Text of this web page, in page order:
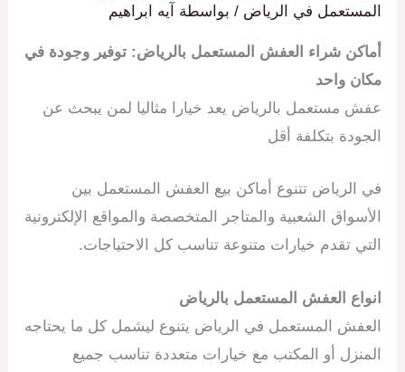
المستعمل في الرياض / بواسطة آيه ابراهيم
أماكن شراء العفش المستعمل بالرياض: توفير وجودة في
مكان واحد
عفش مستعمل بالرياض يعد خيارا مثاليا لمن يبحث عن
الجودة بتكلفة أقل
في الرياض تتنوع أماكن بيع العفش المستعمل بين
الأسواق الشعبية والمتاجر المتخصصة والمواقع الإلكترونية
التي تقدم خيارات متنوعة تناسب كل الاحتياجات.
انواع العفش المستعمل بالرياض
العفش المستعمل في الرياض يتنوع ليشمل كل ما يحتاجه
المنزل أو المكتب مع خيارات متعددة تناسب جميع